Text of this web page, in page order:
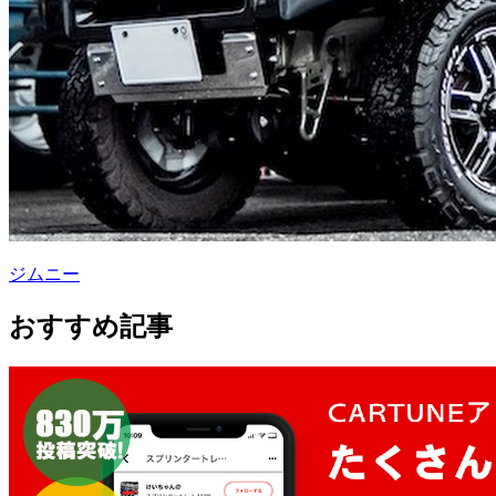
ジムニー
おすすめ記事